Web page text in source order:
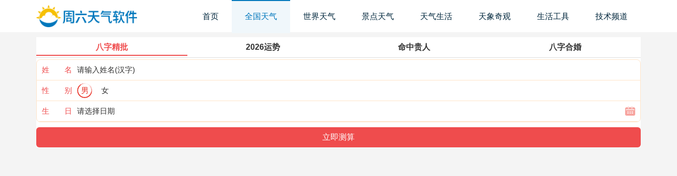
首页 全国天气 世界天气 景点天气 天气生活 天象奇观 生活工具 技术频道
八字精批 2026运势 命中贵人 八字合婚
姓 名
性 别 男 女
生 日